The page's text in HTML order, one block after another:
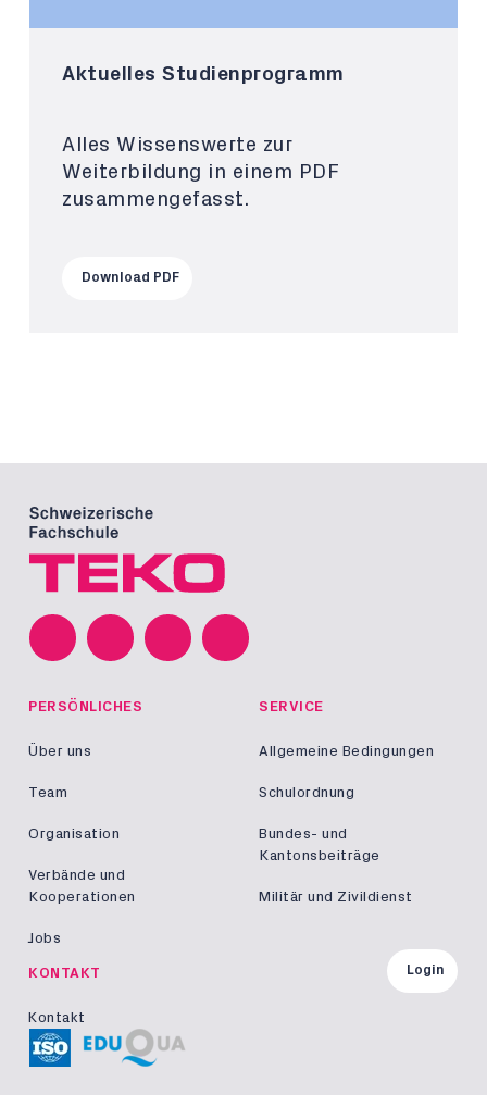
Aktuelles Studienprogramm
Alles Wissenswerte zur
Weiterbildung in einem PDF
zusammengefasst.
Download PDF
PERSÖNLICHES
Über uns
Team
Organisation
Verbände und
Kooperationen
Jobs
SERVICE
Allgemeine Bedingungen
Schulordnung
Bundes- und
Kantonsbeiträge
Militär und Zivildienst
KONTAKT
Kontakt
Login